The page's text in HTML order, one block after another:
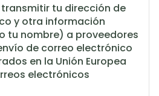
transmitir tu dirección de
y otra información
tu nombre) a proveedores
de correo electrónico
en la Unión Europea
electrónicos